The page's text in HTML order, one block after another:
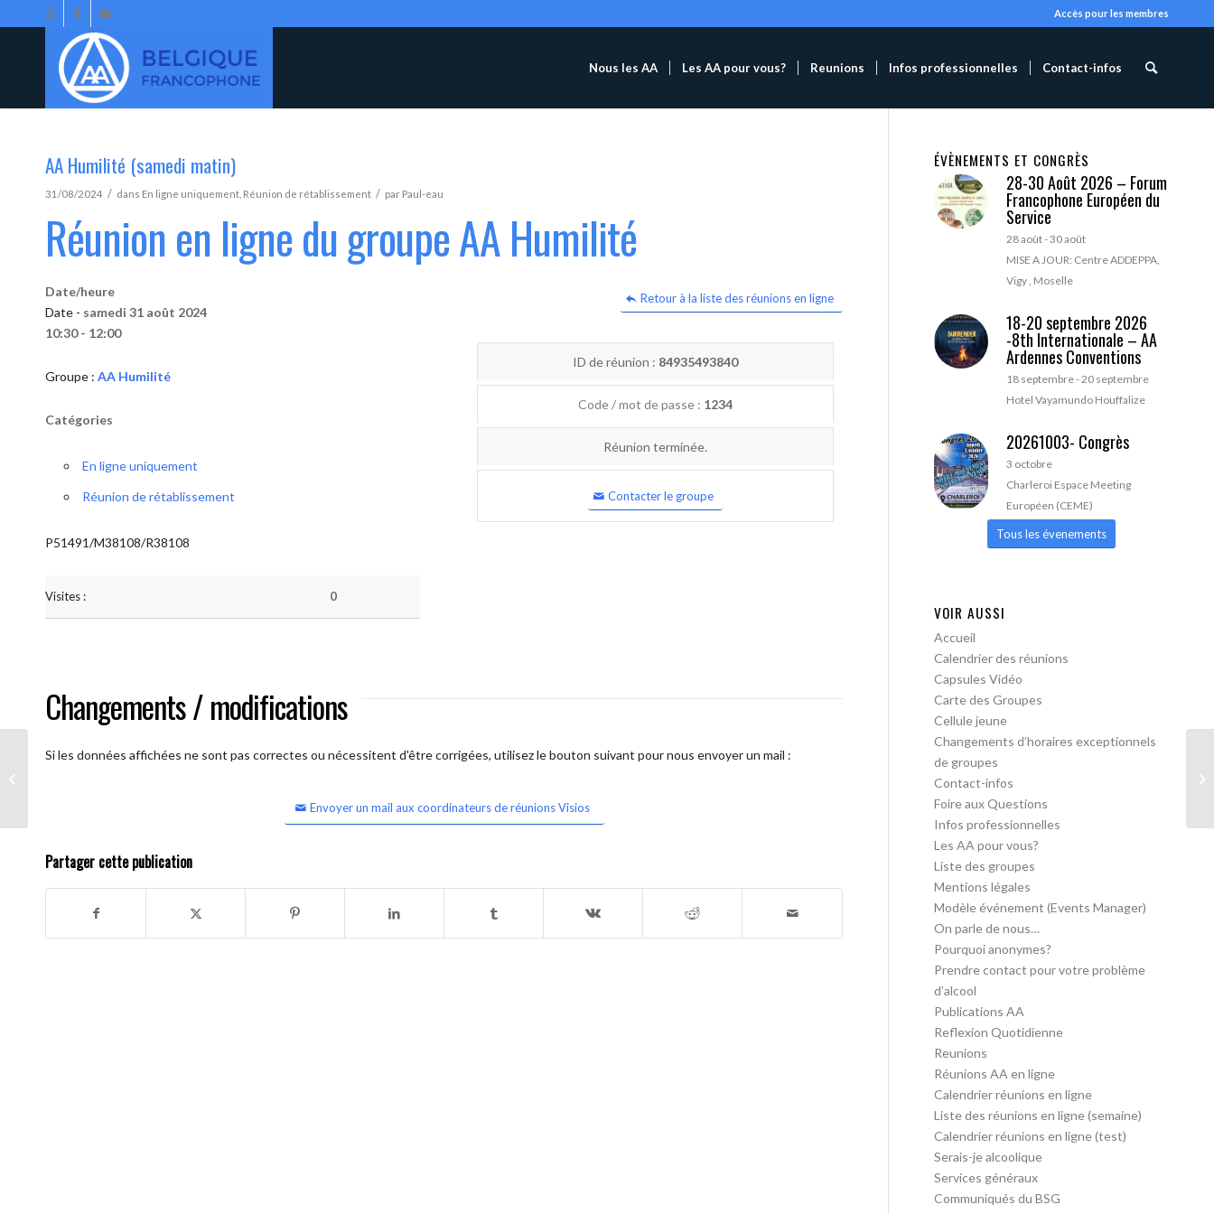
Accès pour les membres
Nous les AA Les AA pour vous? Reunions Infos professionnelles Contact-infos
AA Humilité (samedi matin)
31/08/2024 / dans En ligne uniquement Réunion de rétablissement / par Paul-eau
Réunion en ligne du groupe AA Humilité
Retour à la liste des réunions en ligne
Date/heure
Date - samedi 31 août 2024
10:30 - 12:00
Groupe : AA Humilité
Catégories
En ligne uniquement
Réunion de rétablissement
P51491/M38108/R38108
Visites : 0
ID de réunion : 84935493840
Code / mot de passe : 1234
Réunion terminée.
Contacter le groupe
Changements / modifications
Si les données affichées ne sont pas correctes ou nécessitent d'être corrigées, utilisez le bouton suivant pour nous envoyer un mail :
Envoyer un mail aux coordinateurs de réunions Visios
Partager cette publication
ÉVÈNEMENTS ET CONGRÈS
28-30 Août 2026 – Forum
Francophone Européen du
Service
28 août-30 août
MISE A JOUR: Centre ADDEPPA,
Vigy , Moselle
18-20 septembre 2026
-8th Internationale – AA
Ardennes Conventions
18 septembre-20 septembre
Hotel Vayamundo Houffalize
20261003- Congrès
3 octobre
Charleroi Espace Meeting
Européen (CEME)
Tous les évenements
VOIR AUSSI
Accueil
Calendrier des réunions
Capsules Vidéo
Carte des Groupes
Cellule jeune
Changements d’horaires exceptionnels
de groupes
Contact-infos
Foire aux Questions
Infos professionnelles
Les AA pour vous?
Liste des groupes
Mentions légales
Modèle événement (Events Manager)
On parle de nous…
Pourquoi anonymes?
Prendre contact pour votre problème
d’alcool
Publications AA
Reflexion Quotidienne
Reunions
Réunions AA en ligne
Calendrier réunions en ligne
Liste des réunions en ligne (semaine)
Calendrier réunions en ligne (test)
Serais-je alcoolique
Services généraux
Communiqués du BSG